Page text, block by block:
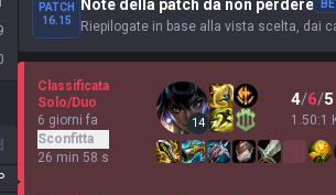
PATCH
16.15
Note della patch da non perdere
Riepilogate in base alla vista scelta, dai
Classificata
Solo/Duo
6 giorni fa
Sconfitta
26 min 58 s
14
4/6/5
1.50:1